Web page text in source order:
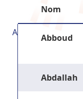
Nom
A Abboud
Abdallah